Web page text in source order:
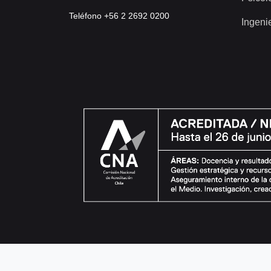
Teléfono +56 2 2692 0200